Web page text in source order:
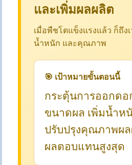
และเพิ่มผลผลิต
เมื่อพืชโตแข็งแรงแล้ว ก็ถึง
น้ำหนัก และคุณภาพ
🎯 เป้าหมายขั้นตอนนี้
กระตุ้นการออกดอ
ขนาดผล เพิ่มน้ำห
ปรับปรุงคุณภาพผล
ผลตอบแทนสูงสุด